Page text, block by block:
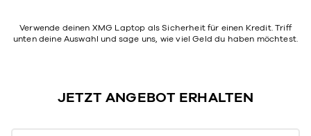
Verwende deinen XMG Laptop als Sicherheit für einen Kredit. Triff
unten deine Auswahl und sage uns, wie viel Geld du haben möchtest.
JETZT ANGEBOT ERHALTEN